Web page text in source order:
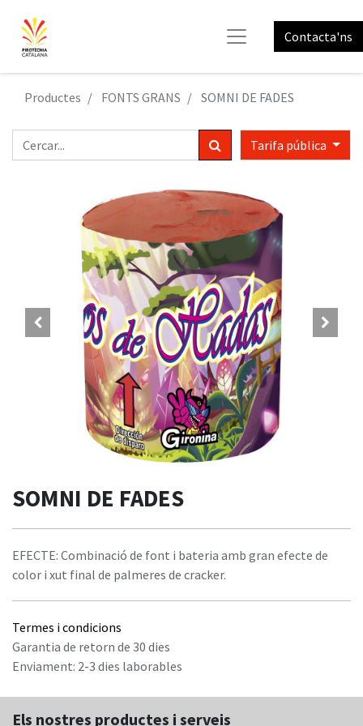
Contacta'ns
Productes FONTS GRANS SOMNI DE FADES
Tarifa pública
SOMNI DE FADES
EFECTE: Combinació de font i bateria amb gran efecte de
color i xut final de palmeres de cracker.
Termes i condicions
Garantia de retorn de 30 dies
Enviament: 2-3 dies laborables
Els nostres productes i serveis